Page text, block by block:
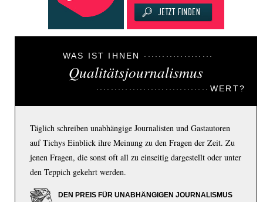
WAS IST IHNEN
Qualitätsjournalismus
WERT?
Täglich schreiben unabhängige Journalisten und Gastautoren
auf Tichys Einblick ihre Meinung zu den Fragen der Zeit. Zu
jenen Fragen, die sonst oft all zu einseitig dargestellt oder unter
den Teppich gekehrt werden.
DEN PREIS FÜR UNABHÄNGIGEN JOURNALISMUS